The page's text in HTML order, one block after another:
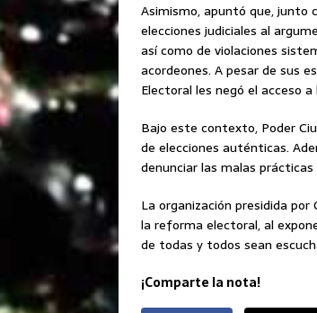
Asimismo, apuntó que, junto
elecciones judiciales al
así como de violaciones
acordeones. A pesar de sus
Electoral les negó el acceso
Bajo este contexto, Poder
de elecciones auténticas.
denunciar las malas
La organización presidida
la reforma electoral, al
de todas y todos sean
¡Comparte la nota!